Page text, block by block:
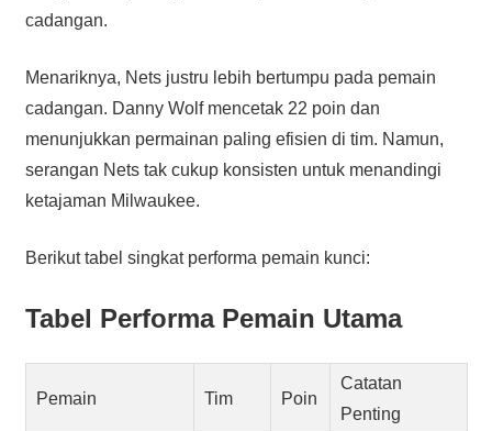
cadangan.
Menariknya, Nets justru lebih bertumpu pada pemain
cadangan. Danny Wolf mencetak 22 poin dan
menunjukkan permainan paling efisien di tim. Namun,
serangan Nets tak cukup konsisten untuk menandingi
ketajaman Milwaukee.
Berikut tabel singkat performa pemain kunci:
Tabel Performa Pemain Utama
Pemain Tim Poin
Catatan
Penting